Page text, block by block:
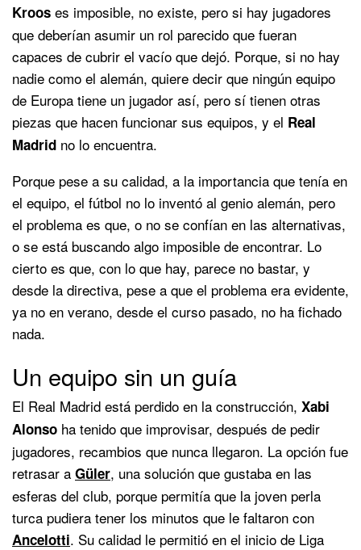
Kroos es imposible, no existe, pero si hay jugadores
que deberían asumir un rol parecido que fueran
capaces de cubrir el vacío que dejó. Porque, si no hay
nadie como el alemán, quiere decir que ningún equipo
de Europa tiene un jugador así, pero sí tienen otras
piezas que hacen funcionar sus equipos, y el Real
Madrid no lo encuentra.
Porque pese a su calidad, a la importancia que tenía en
el equipo, el fútbol no lo inventó al genio alemán, pero
el problema es que, o no se confían en las alternativas,
o se está buscando algo imposible de encontrar. Lo
cierto es que, con lo que hay, parece no bastar, y
desde la directiva, pese a que el problema era evidente,
ya no en verano, desde el curso pasado, no ha fichado
nada.
Un equipo sin un guía
El Real Madrid está perdido en la construcción, Xabi
Alonso ha tenido que improvisar, después de pedir
jugadores, recambios que nunca llegaron. La opción fue
retrasar a Güler, una solución que gustaba en las
esferas del club, porque permitía que la joven perla
turca pudiera tener los minutos que le faltaron con
Ancelotti. Su calidad le permitió en el inicio de Liga